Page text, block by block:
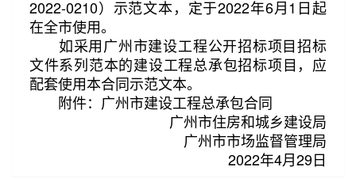
2022-0210）示范文本，定于2022年6月1日起
在全市使用。
如采用广州市建设工程公开招标项目招标
文件系列范本的建设工程总承包招标项目，应
配套使用本合同示范文本。
附件：广州市建设工程总承包合同
广州市住房和城乡建设局
广州市市场监督管理局
2022年4月29日